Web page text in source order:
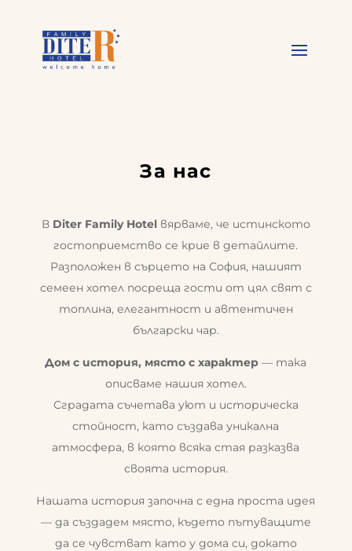
За нас
В Diter Family Hotelвярваме, че истинското
гостоприемство се крие в детайлите.
Разположен в сърцето на София, нашият
семеен хотел посреща гости от цял свят с
топлина, елегантност и автентичен
български чар.
Дом с история, място с характер — така
описваме нашия хотел.
Сградата съчетава уют и историческа
стойност, като създава уникална
атмосфера, в която всяка стая разказва
своята история.
Нашата история започна с една проста идея
— да създадем място, където пътуващите
да се чувстват като у дома си, докато